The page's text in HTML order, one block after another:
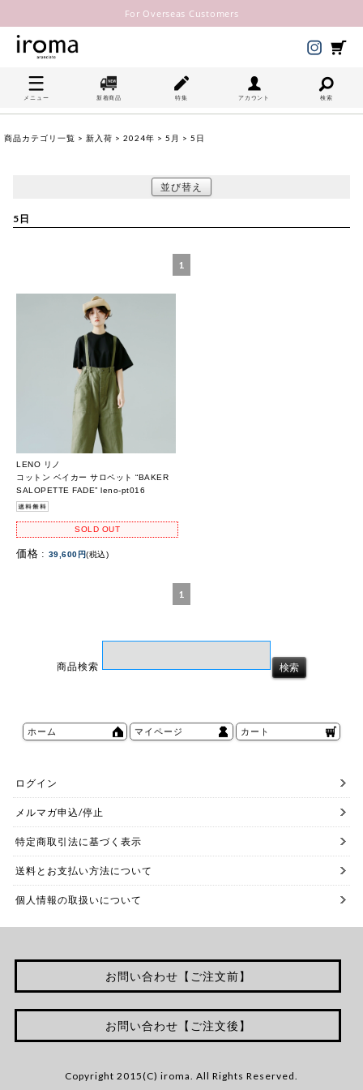
For Overseas Customers
メニュー 新着商品 特集 アカウント 検索
商品カテゴリ一覧 > 新入荷 > 2024年 > 5月 > 5日
並び替え
5日
1
LENO リノ
コットン ベイカー サロペット “BAKER
SALOPETTE FADE” leno-pt016
SOLD OUT
価格 : 39,600円(税込)
1
商品検索
ホーム マイページ カート
ログイン
メルマガ申込/停止
特定商取引法に基づく表示
送料とお支払い方法について
個人情報の取扱いについて
お問い合わせ【ご注文前】
お問い合わせ【ご注文後】
Copyright 2015(C) iroma. All Rights Reserved.